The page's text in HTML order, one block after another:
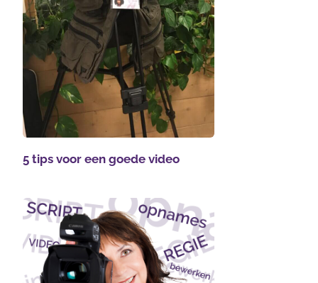
5 tips voor een goede video